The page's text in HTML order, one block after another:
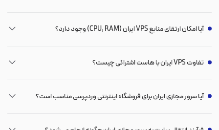
آیا امکان ارتقای منابع VPS ایران (CPU, RAM) وجود دارد؟
تفاوت VPS ایران با هاست اشتراکی چیست؟
آیا سرور مجازی ایران برای فروشگاه اینترنتی وردپرسی مناسب است؟